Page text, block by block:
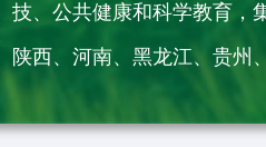
技、公共健康和科学教育，
陕西、河南、黑龙江、贵州